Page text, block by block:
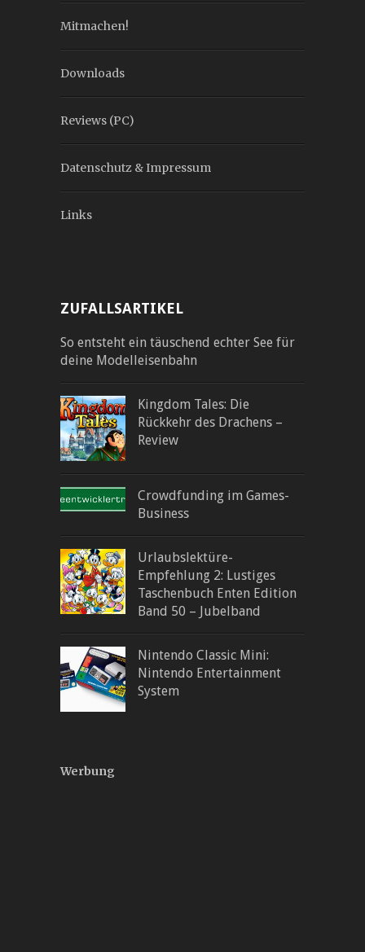
Mitmachen!
Downloads
Reviews (PC)
Datenschutz & Impressum
Links
ZUFALLSARTIKEL
So entsteht ein täuschend echter See für
deine Modelleisenbahn
Kingdom Tales: Die
Rückkehr des Drachens –
Review
Crowdfunding im Games-
Business
Urlaubslektüre-
Empfehlung 2: Lustiges
Taschenbuch Enten Edition
Band 50 – Jubelband
Nintendo Classic Mini:
Nintendo Entertainment
System
Werbung